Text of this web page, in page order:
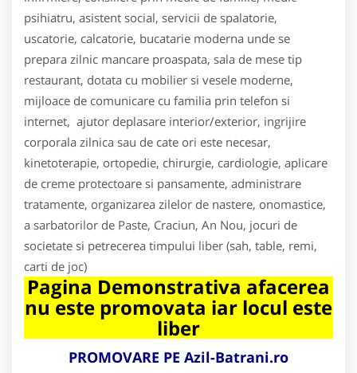
psihiatru, asistent social, servicii de spalatorie,
uscatorie, calcatorie, bucatarie moderna unde se
prepara zilnic mancare proaspata, sala de mese tip
restaurant, dotata cu mobilier si vesele moderne,
mijloace de comunicare cu familia prin telefon si
internet, ajutor deplasare interior/exterior, ingrijire
corporala zilnica sau de cate ori este necesar,
kinetoterapie, ortopedie, chirurgie, cardiologie, aplicare
de creme protectoare si pansamente, administrare
tratamente, organizarea zilelor de nastere, onomastice,
a sarbatorilor de Paste, Craciun, An Nou, jocuri de
societate si petrecerea timpului liber (sah, table, remi,
carti de joc)
Pagina Demonstrativa afacerea
nu este promovata iar locul este
liber
PROMOVARE PE Azil-Batrani.ro